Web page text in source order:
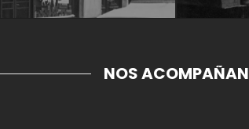
NOS ACOMPAÑAN